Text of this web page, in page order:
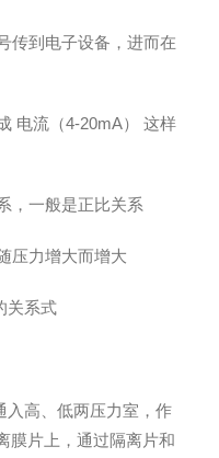
传到电子设备，进而在
电流（4-20mA） 这样
，一般是正比关系
压力增大而增大
关系式
入高、低两压力室，作
膜片上，通过隔离片和